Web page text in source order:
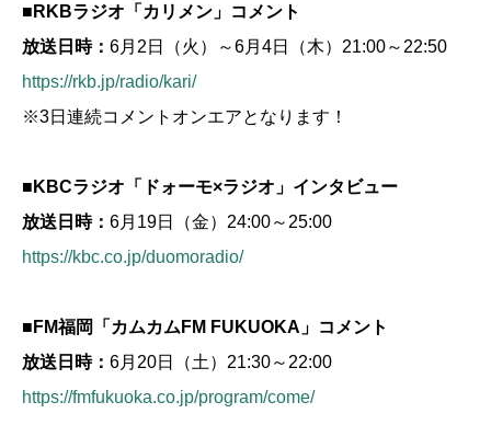
■RKBラジオ「カリメン」コメント
放送日時： 6月2日（火）～6月4日（木）21:00～22:50
https://rkb.jp/radio/kari/
※3日連続コメントオンエアとなります！
■KBCラジオ「ドォーモ×ラジオ」インタビュー
放送日時： 6月19日（金）24:00～25:00
https://kbc.co.jp/duomoradio/
■FM福岡「カムカムFM FUKUOKA」コメント
放送日時： 6月20日（土）21:30～22:00
https://fmfukuoka.co.jp/program/come/